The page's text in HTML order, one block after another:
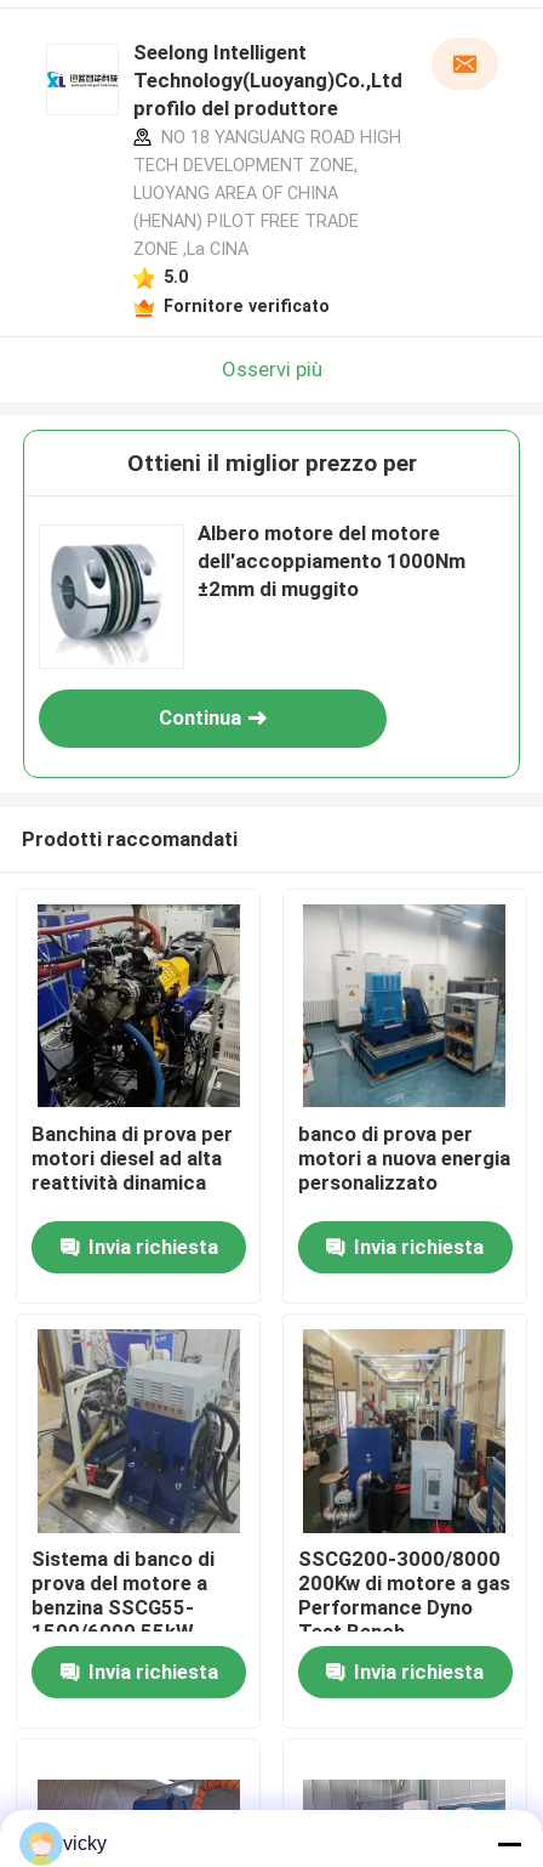
Casa.
Prodotti
Visita alla fabbrica
Controllo della qualità
Contattaci
Notizie
Casi
Dinamometro di coppia di torsione
Dinamometro ad alta velocità
Seelong Intelligent
Technology(Luoyang)Co.,Ltd
profilo del produttore
NO 18 YANGUANG ROAD HIGH
TECH DEVELOPMENT ZONE,
LUOYANG AREA OF CHINA
(HENAN) PILOT FREE TRADE
ZONE ,La CINA
5.0
Fornitore verificato
Osservi più
Ottieni il miglior prezzo per
Albero motore del motore
dell'accoppiamento 1000Nm
±2mm di muggito
Continua
Prodotti raccomandati
Banchina di prova per
motori diesel ad alta
reattività dinamica
Invia richiesta
banco di prova per
motori a nuova energia
personalizzato
Invia richiesta
Sistema di banco di
prova del motore a
benzina SSCG55-
1500/6000 55kW
350Nm 6000 RPM
Invia richiesta
SSCG200-3000/8000
200Kw di motore a gas
Performance Dyno
Test Bench
Invia richiesta
vicky